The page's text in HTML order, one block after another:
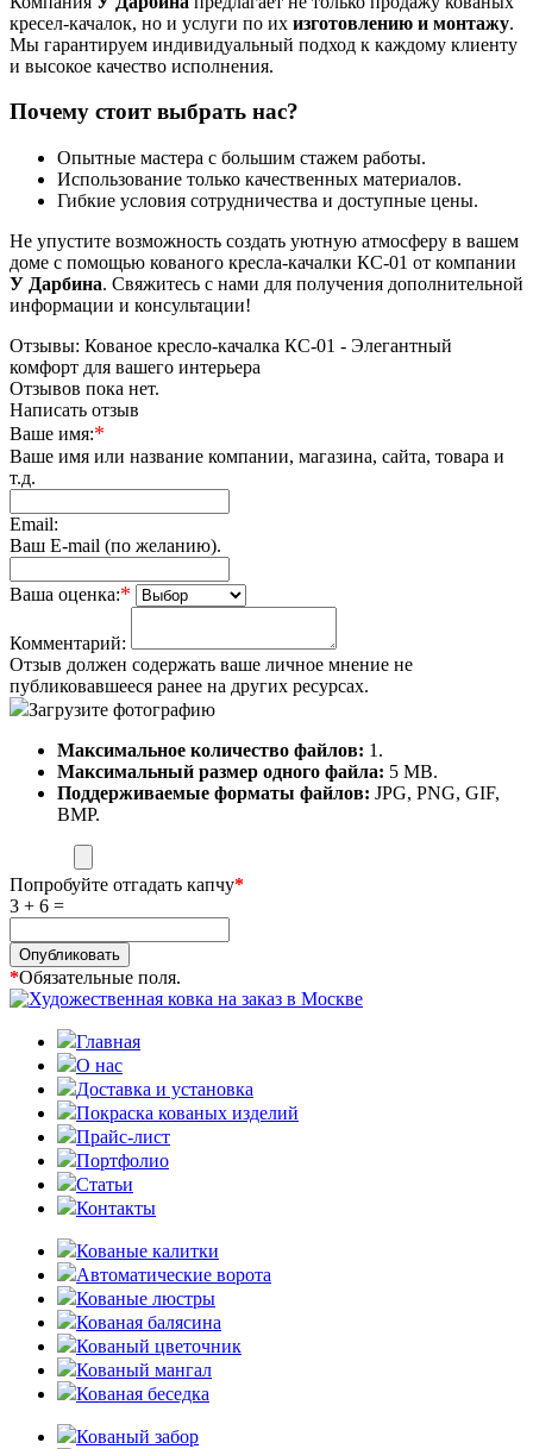
кресел-качалок, но и услуги по их изготовлению и монтажу.
Мы гарантируем индивидуальный подход к каждому клиенту
и высокое качество исполнения.
Почему стоит выбрать нас?
Опытные мастера с большим стажем работы.
Использование только качественных материалов.
Гибкие условия сотрудничества и доступные цены.
Не упустите возможность создать уютную атмосферу в вашем
доме с помощью кованого кресла-качалки КС-01 от компании
У Дарбина. Свяжитесь с нами для получения дополнительной
информации и консультации!
Отзывы: Кованое кресло-качалка КС-01 - Элегантный
комфорт для вашего интерьера
Отзывов пока нет.
Написать отзыв
Ваше имя:*
Ваше имя или название компании, магазина, сайта, товара и
т.д.
Email:
Ваш E-mail (по желанию).
Ваша оценка:*
Комментарий:
Отзыв должен содержать ваше личное мнение не
публиковавшееся ранее на других ресурсах.
Загрузите фотографию
Максимальное количество файлов: 1.
Максимальный размер одного файла: 5 MB.
Поддерживаемые форматы файлов: JPG, PNG, GIF,
BMP.
Попробуйте отгадать капчу*
3 + 6 =
Опубликовать
*Обязательные поля.
Главная
О нас
Доставка и установка
Покраска кованых изделий
Прайс-лист
Портфолио
Статьи
Контакты
Кованые калитки
Автоматические ворота
Кованые люстры
Кованая балясина
Кованый цветочник
Кованый мангал
Кованая беседка
Кованый забор